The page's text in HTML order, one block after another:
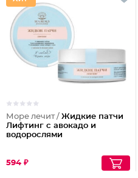
Море лечит / Жидкие патчи
Лифтинг с авокадо и
водорослями
594 ₽